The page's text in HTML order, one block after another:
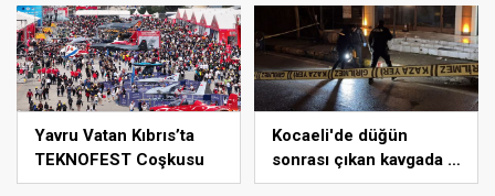
Bakanı Akın Gürlek,
İçişleri Bakanı Mustafa
Çiftçi Oldu
Gerçekleştirildi, Sağlıklı
Yaşam Mesajı Verildi
Yavru Vatan Kıbrıs’ta
TEKNOFEST Coşkusu
Kocaeli'de düğün
sonrası çıkan kavgada 2
kişi tabancayla